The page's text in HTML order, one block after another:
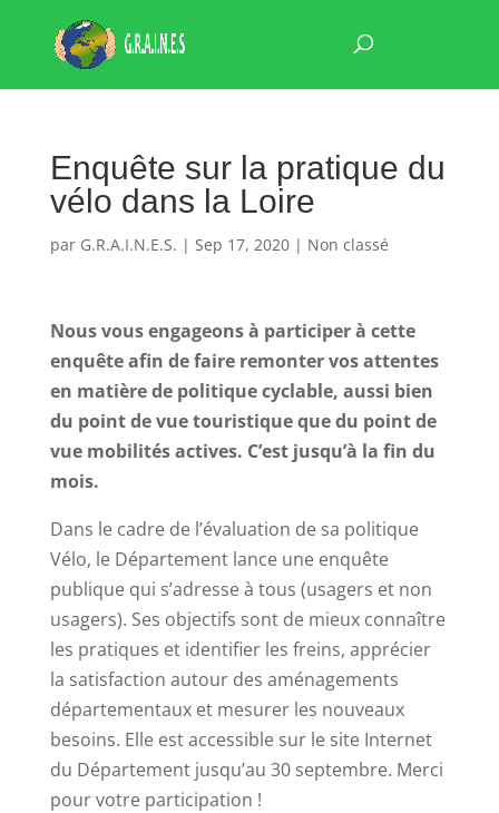
Enquête sur la pratique du
vélo dans la Loire
par G.R.A.I.N.E.S. | Sep 17, 2020| Non classé
Nous vous engageons à participer à cette
enquête afin de faire remonter vos attentes
en matière de politique cyclable, aussi bien
du point de vue touristique que du point de
vue mobilités actives. C’est jusqu’à la fin du
mois.
Dans le cadre de l’évaluation de sa politique
Vélo, le Département lance une enquête
publique qui s’adresse à tous (usagers et non
usagers). Ses objectifs sont de mieux connaître
les pratiques et identifier les freins, apprécier
la satisfaction autour des aménagements
départementaux et mesurer les nouveaux
besoins. Elle est accessible sur le site Internet
du Département jusqu’au 30 septembre. Merci
pour votre participation !